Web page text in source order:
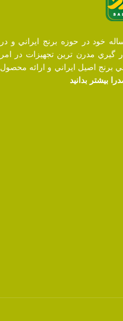
مجموعه صدرا با تکیه بر تجربه 70 ساله خود در حوزه برنج ايراني و در
گيري مدرن ترين تجهيزات در امر
برنج اصيل ايراني و ارائه محصول
بیشتر بدانید